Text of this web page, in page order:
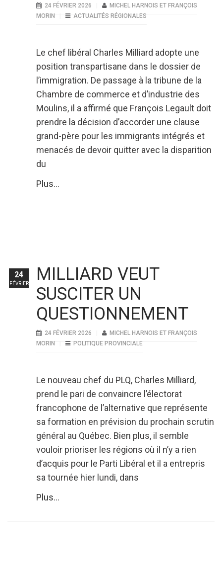
24 FÉVRIER 2026
MICHEL HARNOIS ET FRANÇOIS
MORIN
ACTUALITÉS RÉGIONALES
Le chef libéral Charles Milliard adopte une
position transpartisane dans le dossier de
l’immigration. De passage à la tribune de la
Chambre de commerce et d’industrie des
Moulins, il a affirmé que François Legault doit
prendre la décision d’accorder une clause
grand-père pour les immigrants intégrés et
menacés de devoir quitter avec la disparition
du
Plus...
MILLIARD VEUT
SUSCITER UN
QUESTIONNEMENT
24 FÉVRIER 2026
MICHEL HARNOIS ET FRANÇOIS
MORIN
POLITIQUE PROVINCIALE
Le nouveau chef du PLQ, Charles Milliard,
prend le pari de convaincre l’électorat
francophone de l’alternative que représente
sa formation en prévision du prochain scrutin
général au Québec. Bien plus, il semble
vouloir prioriser les régions où il n’y a rien
d’acquis pour le Parti Libéral et il a entrepris
sa tournée hier lundi, dans
Plus...
24
FÉVRIER